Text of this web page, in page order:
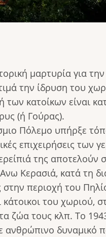
μαρτυρία για
την ίδρυση του
των κατοίκων είναι
(ή Γούρας).
Πόλεμο υπήρξε
επιχειρήσεις
της αποτελούν
Κερασιά, κατά τη
στην περιοχή του
κάτοικοι του χωριού,
ζώα τους κλπ. Το
ανθρώπινο δυναμικό